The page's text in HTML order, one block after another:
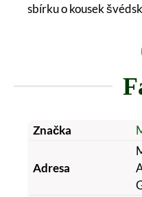
sbírku o kousek
Značka
Adresa